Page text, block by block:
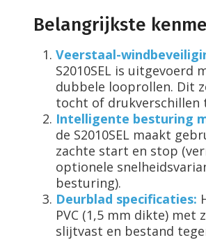
Belangrijkste
Veerstaal-
S2010SEL is
dubbele looprollen. Dit
tocht of drukverschillen
Intelligente besturing
de S2010SEL maakt
zachte start en stop
optionele
besturing).
Deurblad specificaties:
PVC (1,5 mm dikte) met
slijtvast en bestand